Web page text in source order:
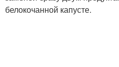
белокочанной капусте.